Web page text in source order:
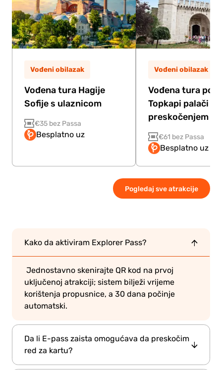
Vođeni obilazak
Vođena tura Hagije
Sofije s ulaznicom
€35 bez Passa
Besplatno uz
Vođeni obilazak
Vođena tura po
Topkapi palači s
preskočenjem
€61 bez Passa
Besplatno uz
Pogledaj sve atrakcije
Kako da aktiviram Explorer Pass?
Jednostavno skenirajte QR kod na prvoj
uključenoj atrakciji; sistem bilježi vrijeme
korištenja propusnice, a 30 dana počinje
automatski.
Da li E-pass zaista omogućava da preskočim
red za kartu?